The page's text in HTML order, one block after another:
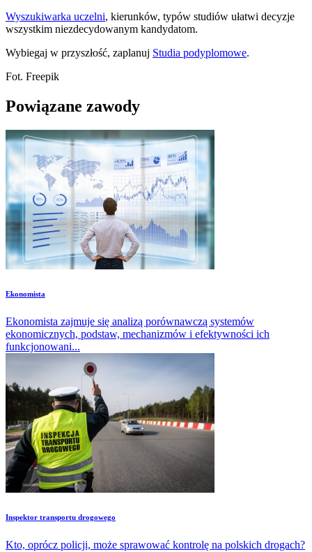
Wyszukiwarka uczelni, kierunków, typów studiów ułatwi decyzje
wszystkim niezdecydowanym kandydatom.
Wybiegaj w przyszłość, zaplanuj Studia podyplomowe.
Fot. Freepik
Powiązane zawody
Ekonomista
Ekonomista zajmuje się analizą porównawczą systemów
ekonomicznych, podstaw, mechanizmów i efektywności ich
funkcjonowani...
Inspektor transportu drogowego
Kto, oprócz policji, może sprawować kontrolę na polskich drogach?